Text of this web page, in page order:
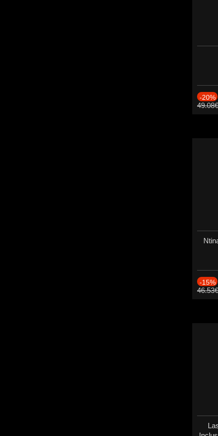
-20%
49.08€
-15%
46.53€